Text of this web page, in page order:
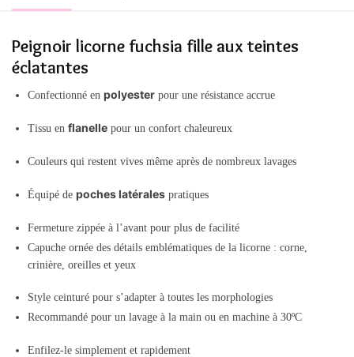
Peignoir licorne fuchsia fille aux teintes
éclatantes
Confectionné en polyester pour une résistance accrue
Tissu en flanelle pour un confort chaleureux
Couleurs qui restent vives même après de nombreux lavages
Équipé de poches latérales pratiques
Fermeture zippée à l’avant pour plus de facilité
Capuche ornée des détails emblématiques de la licorne : corne,
crinière, oreilles et yeux
Style ceinturé pour s’adapter à toutes les morphologies
Recommandé pour un lavage à la main ou en machine à 30ºC
Enfilez-le simplement et rapidement